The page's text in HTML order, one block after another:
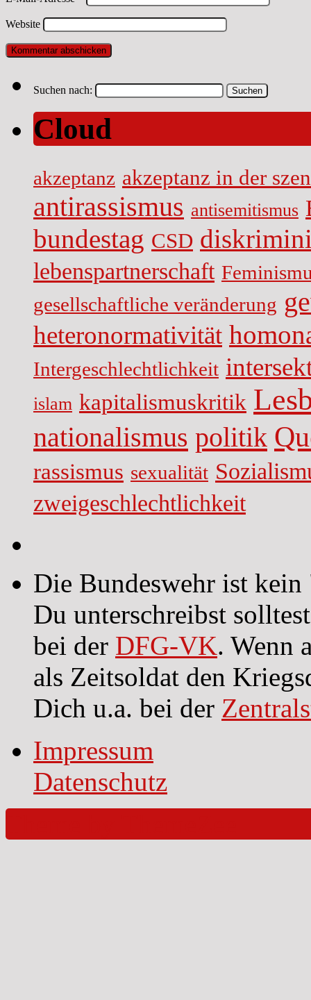
Website
Suchen nach:
Cloud
akzeptanz akzeptanz in der
antirassismus antisemitismus
bundestag CSD
lebenspartnerschaft
gesellschaftliche veränderung
heteronormativität
Intergeschlechtlichkeit
islam kapitalismuskritik
nationalismus politik
rassismus sexualität
zweigeschlechtlichkeit
Die Bundeswehr ist
Du unterschreibst
bei der DFG-VK. Wenn
als Zeitsoldat den
Dich u.a. bei der
Impressum
Datenschutz